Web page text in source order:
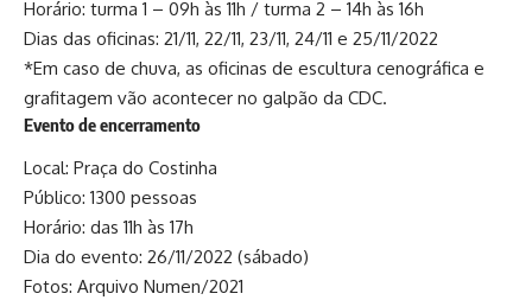
Horário: turma 1 – 09h às 11h / turma 2 – 14h às 16h
Dias das oficinas: 21/11, 22/11, 23/11, 24/11 e 25/11/2022
*Em caso de chuva, as oficinas de escultura cenográfica e
grafitagem vão acontecer no galpão da CDC.
Evento de encerramento
Local: Praça do Costinha
Público: 1300 pessoas
Horário: das 11h às 17h
Dia do evento: 26/11/2022 (sábado)
Fotos: Arquivo Numen/2021